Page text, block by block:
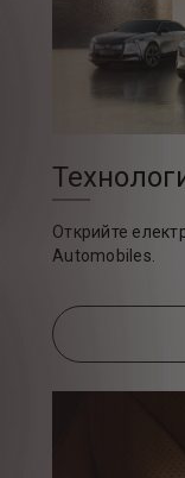
Открийте
Automobiles.